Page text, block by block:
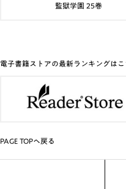
監獄学園 25巻
電子書籍ストアの最新ランキングはこ
PAGE TOPへ戻る